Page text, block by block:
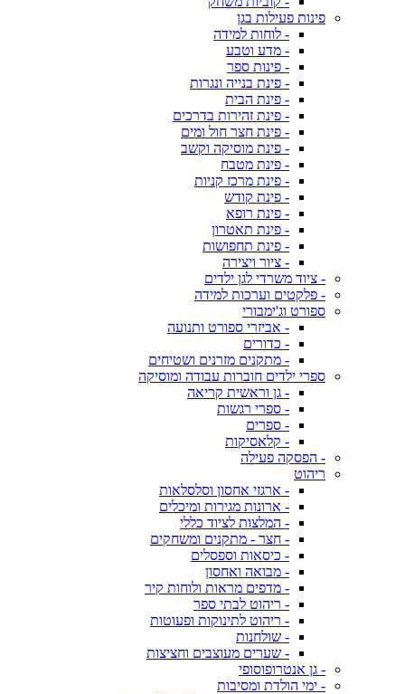
פינות פעילות בגן
- לוחות למידה
- מדע וטבע
- פינות ספר
- פינת בנייה ונגרות
- פינת הבית
- פינת זהירות בדרכים
- פינת חצר חול ומים
- פינת מוסיקה וקשב
- פינת מטבח
- פינת מרכז קניות
- פינת קודש
- פינת רופא
- פינת תאטרון
- פינת תחפושות
- ציור ויצירה
- ציוד משרדי לגן ילדים
- פלקטים וערכות למידה
ספורט וג'ימבורי
- אביזרי ספורט ותנועה
- כדורים
- מתקנים מזרנים ושטיחים
ספרי ילדים חוברות עבודה ומוסיקה
- גן וראשית קריאה
- ספרי רגשות
- ספרים
- קלאסיקות
- הפסקה פעילה
ריהוט
- ארגזי אחסון וסלסלאות
- ארונות מגירות ומיכלים
- המלצות לציוד כללי
- חצר - מתקנים ומשחקים
- כיסאות וספסלים
- מבואה ואחסון
- מדפים מראות ולוחות קיר
- ריהוט לבתי ספר
- ריהוט לתינוקות ופעוטות
- שולחנות
- שערים מעוצבים וחציצות
- גן אנטרופוסופי
- ימי הולדת ומסיבות